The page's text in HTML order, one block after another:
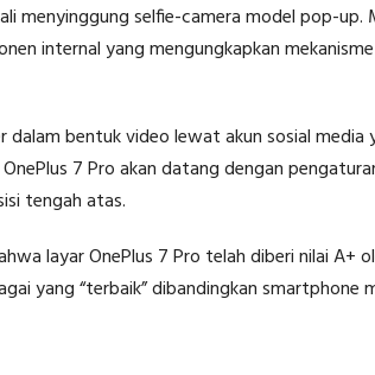
menyinggung selfie-camera model pop-up.
internal yang mengungkapkan
dalam bentuk video lewat akun sosial media
7 Pro akan datang dengan
tengah atas.
layar OnePlus 7 Pro telah diberi nilai A+
yang “terbaik” dibandingkan smartphone